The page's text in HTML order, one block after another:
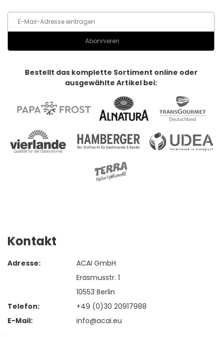
Bestellt das komplette Sortiment online oder
ausgewählte Artikel bei:
Kontakt
Adresse:
ACAI GmbH
Erasmusstr. 1
10553 Berlin
Telefon:
+49 (0)30 20917988
E-Mail:
info@acai.eu